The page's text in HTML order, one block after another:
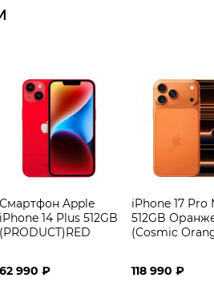
Смартфон Apple
iPhone 14 Plus 512GB
(PRODUCT)RED
62 990 ₽
iPhone 17 Pro
512GB
(Cosmic
118 990 ₽